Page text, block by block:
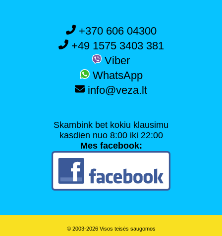
+370 606 04300
+49 1575 3403 381
Viber
WhatsApp
info@veza.lt
Skambink bet kokiu klausimu
kasdien nuo 8:00 iki 22:00
Mes facebook:
© 2003-2026 Visos teisės saugomos